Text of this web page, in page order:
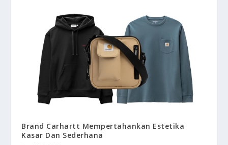
Brand Carhartt Mempertahankan Estetika
Kasar Dan Sederhana